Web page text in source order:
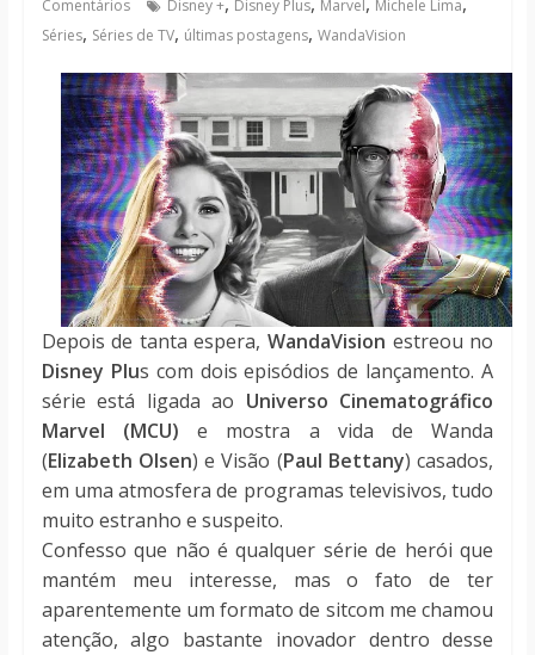
Comentários
Disney + Disney Plus Marvel Michele Lima
Séries, Séries de TV, últimas postagens, WandaVision
Depois de tanta espera,WandaVision estreou no
Disney Plus com dois episódios de lançamento. A
série está ligada ao Universo Cinematográfico
Marvel (MCU) e mostra a vida de Wanda
(Elizabeth Olsen) e Visão (Paul Bettany) casados,
em uma atmosfera de programas televisivos, tudo
muito estranho e suspeito.
Confesso que não é qualquer série de herói que
mantém meu interesse, mas o fato de ter
aparentemente um formato de sitcom me chamou
atenção, algo bastante inovador dentro desse